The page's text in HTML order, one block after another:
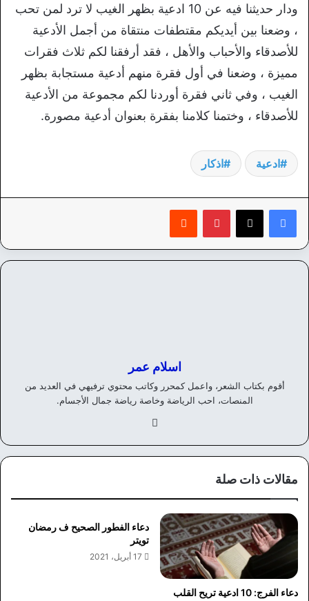
ودار حديثنا فيه عن 10 ادعية بظهر الغيب لا ترد لمن تحب
، وضعنا بين أيديكم مقتطفات منتقاة من أجمل الأدعية
للأصدقاء والأحباب والأهل ، فقد أرفقنا لكم ثلاث فقرات
مميزة ، وضعنا في أول فقرة منهم أدعية مستجابة بظهر
الغيب ، وفي ثاني فقرة أوردنا لكم مجموعة من الأدعية
للأصدقاء ، وختمنا كلامنا بفقرة بعنوان أدعية مصورة.
ادعية اذكار
بينتيريست
اسلام عمر
أقوم بكتاب الشعر، واعمل كمحرر وكاتب محتوي ترفيهي في العديد من
المنصات، احب الرياضة وخاصة رياضة جمال الأجسام.
وك
مقالات ذات صلة
دعاء الفرج: 10 ادعية تريح القلب
دعاء الفطور الصحيح ف رمضان
تويتر
17 أبريل، 2021